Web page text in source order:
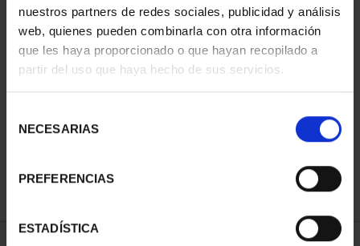
nuestros partners de redes sociales, publicidad y análisis
web, quienes pueden combinarla con otra información
que les haya proporcionado o que hayan recopilado a
partir del uso que haya hecho de sus servicios.
NECESARIAS
PREFERENCIAS
ESTADÍSTICA
73,00 €